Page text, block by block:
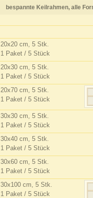
bespannte Keilrahmen, alle
20x20 cm, 5 Stk.
1 Paket / 5 Stück
20x30 cm, 5 Stk.
1 Paket / 5 Stück
20x70 cm, 5 Stk.
1 Paket / 5 Stück
30x30 cm, 5 Stk.
1 Paket / 5 Stück
30x40 cm, 5 Stk.
1 Paket / 5 Stück
30x60 cm, 5 Stk.
1 Paket / 5 Stück
30x100 cm, 5 Stk.
1 Paket / 5 Stück